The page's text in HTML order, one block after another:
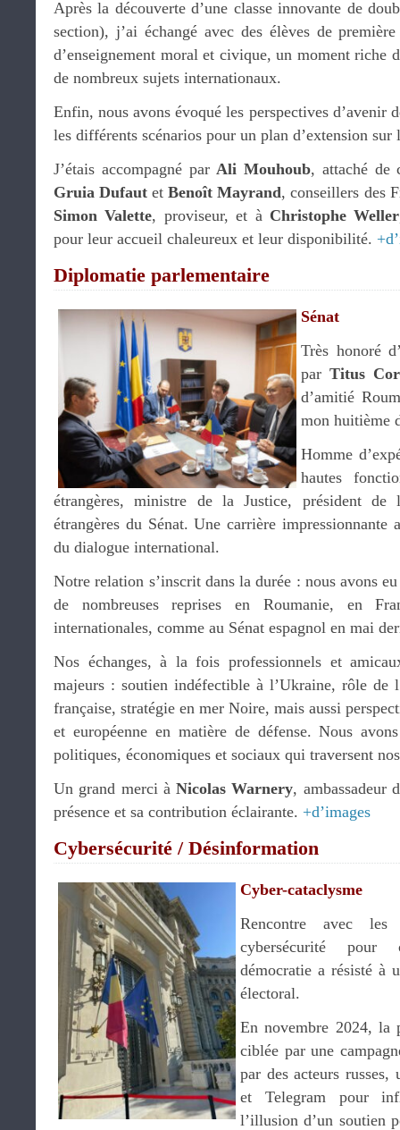
Après la découverte d’une classe innovante de
section), j’ai échangé avec des élèves de
d’enseignement moral et civique, un moment riche
de nombreux sujets internationaux.
Enfin, nous avons évoqué les perspectives d’avenir
les différents scénarios pour un plan d’extension sur
J’étais accompagné parAli Mouhoub, attaché de
Gruia Dufaut etBenoît Mayrand, conseillers des
Simon Valette, proviseur, et à Christophe Weller
pour leur accueil chaleureux et leur disponibilité.
Diplomatie parlementaire
Sénat
Très honoré
par Titus
d’amitié
mon huitième
Homme
hautes
étrangères, ministre de la Justice, président de
étrangères du Sénat. Une carrière impressionnante
du dialogue international.
Notre relation s’inscrit dans la durée : nous avons
de nombreuses reprises en Roumanie, en
internationales, comme au Sénat espagnol en mai
Nos échanges, à la fois professionnels et
majeurs : soutien indéfectible à l’Ukraine, rôle de
française, stratégie en mer Noire, mais aussi
et européenne en matière de défense. Nous
politiques, économiques et sociaux qui traversent
Un grand merci à Nicolas Warnery, ambassadeur
présence et sa contribution éclairante. +d’images
Cybersécurité / Désinformation
Cyber-cataclysme
Rencontre avec
cybersécurité pour
démocratie a résisté à
électoral.
En novembre 2024, la
ciblée par une
par des acteurs
et Telegram pour
l’illusion d’un soutien